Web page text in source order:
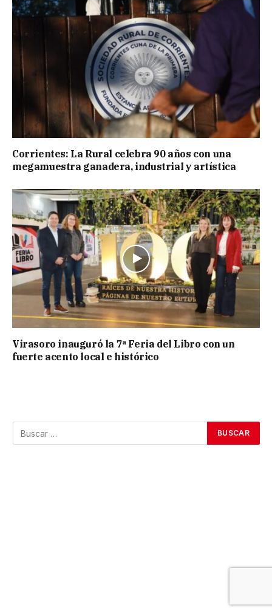
Corrientes: La Rural celebra 90 años con una
megamuestra ganadera, industrial y artística
Virasoro inauguró la 7ª Feria del Libro con un
fuerte acento local e histórico